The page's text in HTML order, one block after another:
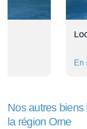
Location
Nos autres
la région Orne